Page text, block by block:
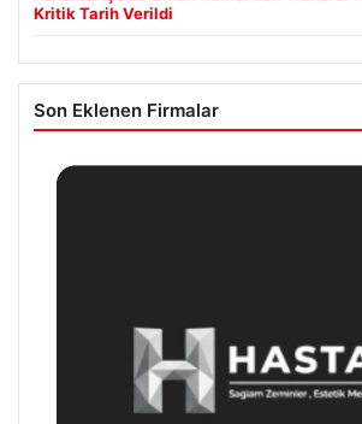
Kritik Tarih Verildi
Son Eklenen Firmalar